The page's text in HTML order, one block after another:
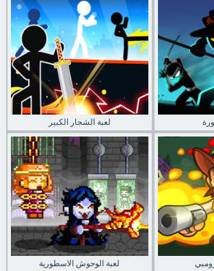
لعبة الشجار الكبير
لعبة الوحوش الاسطورية